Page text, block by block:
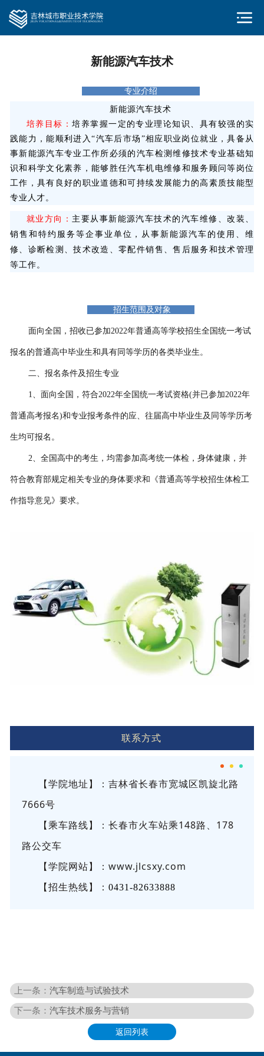
新能源汽车技术
专业介绍
新能源汽车技术
培养目标：培养掌握一定的专业理论知识、具有较强的实
践能力，能顺利进入“汽车后市场”相应职业岗位就业，具备从
事新能源汽车专业工作所必须的汽车检测维修技术专业基础知
识和科学文化素养，能够胜任汽车机电维修和服务顾问等岗位
工作，具有良好的职业道德和可持续发展能力的高素质技能型
专业人才。
就业方向： 主要从事新能源汽车技术的汽车维修、改装、
销售和特约服务等企事业单位，从事新能源汽车的使用、维
修、诊断检测、技术改造、零配件销售、售后服务和技术管理
等工作。
招生范围及对象
面向全国，招收已参加2022年普通高等学校招生全国统一考试
报名的普通高中毕业生和具有同等学历的各类毕业生。
二、报名条件及招生专业
1、面向全国，符合2022年全国统一考试资格(并已参加2022年
普通高考报名)和专业报考条件的应、往届高中毕业生及同等学历考
生均可报名。
2、全国高中的考生，均需参加高考统一体检，身体健康，并
符合教育部规定相关专业的身体要求和《普通高等学校招生体检工
作指导意见》要求。
联系方式
【学院地址】：吉林省长春市宽城区凯旋北路
7666号
【乘车路线】：长春市火车站乘148路、178
路公交车
【学院网站】： www.jlcsxy.com
【招生热线】： 0431-82633888
上一条： 汽车制造与试验技术
下一条： 汽车技术服务与营销
返回列表